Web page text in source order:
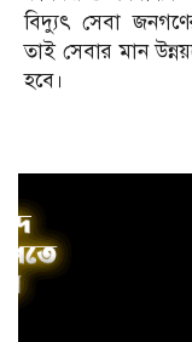
বিদ্যুৎ সেবা
তাই সেবার মান
হবে।